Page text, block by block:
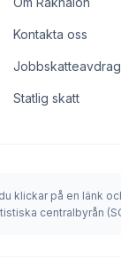
Kontakta oss
Jobbskatteavdrag
Statlig skatt
klickar på en länk
centralbyrån